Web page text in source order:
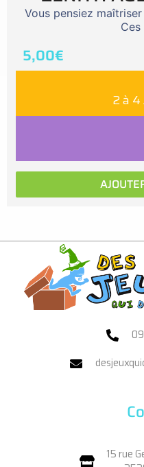
Vous pensiez
Ces
5,00€
2 à 4
15 rue